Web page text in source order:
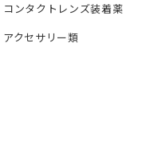
コンタクトレンズ装着薬
アクセサリー類